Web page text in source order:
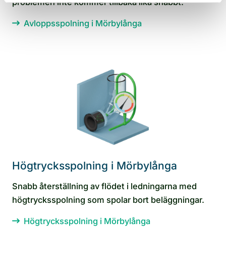
Avloppsspolning i Mörbylånga
Högtrycksspolning i Mörbylånga
Snabb återställning av flödet i ledningarna med
högtrycksspolning som spolar bort beläggningar.
Högtrycksspolning i Mörbylånga